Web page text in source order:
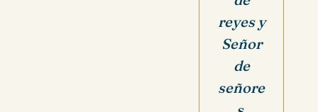
reyes y
Señor
de
señore